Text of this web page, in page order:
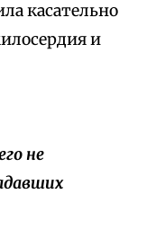
касательно
и
не